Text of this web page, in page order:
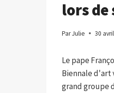
lors de
ParJulie 30
Le pape
Biennale d'art
grand groupe